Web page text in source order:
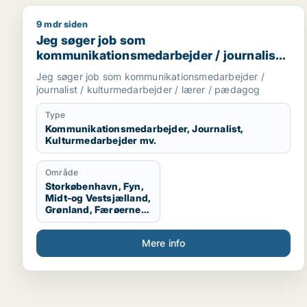
Jeg søger job som kommunikationsmedarbejder
9 mdr siden
Jeg søger job som
kommunikationsmedarbejder / journalist /
kulturmedarbejder / lærer / pædagog
Jeg søger job som kommunikationsmedarbejder /
journalist / kulturmedarbejder / lærer / pædagog
Type
Kommunikationsmedarbejder, Journalist,
Kulturmedarbejder mv.
Område
Storkøbenhavn, Fyn,
Midt-og Vestsjælland,
Grønland, Færøerne,
Udlandet
Mere info